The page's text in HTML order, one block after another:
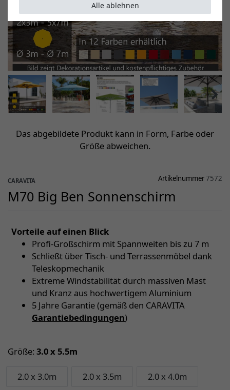
Das abgebildete Produkt kann in Form, Farbe oder
Größe abweichen.
CARAVITA Artikelnummer7572
M70 Big Ben Sonnenschirm
Vorteile auf einen Blick
Profi-Großschirm mit Spannweiten bis zu 7 m
Schließt über Tisch- und Terrassenmöbel dank
Teleskopmechanik
Extreme Windstabilität durch massiven Mast
und Kranz aus hochwertigem Aluminium
5 Jahre Garantie (gemäß den CARAVITA
Garantiebedingungen)
Größe: 3.0 x 5.5m
2.0 x 3.0m 2.0 x 3.5m 2.0 x 4.0m
Alle ablehnen